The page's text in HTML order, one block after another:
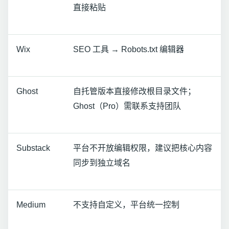
直接粘贴
Wix SEO 工具 → Robots.txt 编辑器
Ghost
自托管版本直接修改根目录文件；
Ghost（Pro）需联系支持团队
Substack
平台不开放编辑权限，建议把核心内容
同步到独立域名
Medium 不支持自定义，平台统一控制